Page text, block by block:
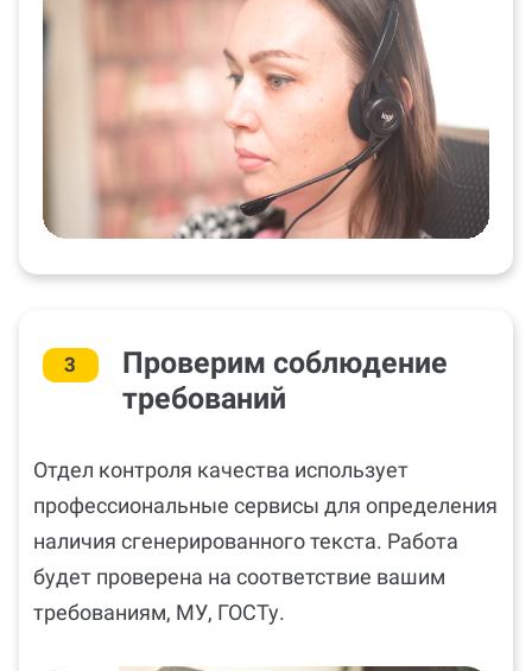
3
Проверим соблюдение
требований
Отдел контроля качества использует
профессиональные сервисы для определения
наличия сгенерированного текста. Работа
будет проверена на соответствие вашим
требованиям, МУ, ГОСТу.